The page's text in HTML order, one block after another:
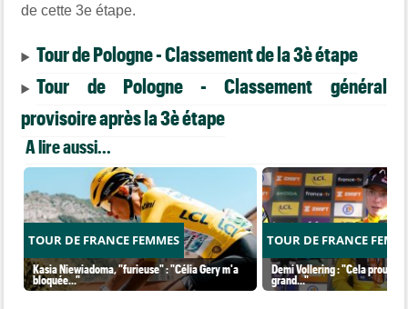
de cette 3e étape.
Tour de Pologne - Classement de la 3è étape
Tour de Pologne - Classement général
provisoire après la 3è étape
A lire aussi...
TOUR DE FRANCE FEMMES
Kasia Niewiadoma, "furieuse" : "Célia Gery m'a
bloquée..."
TOUR DE FRANCE
Demi Vollering : "Cela prouve
grand..."